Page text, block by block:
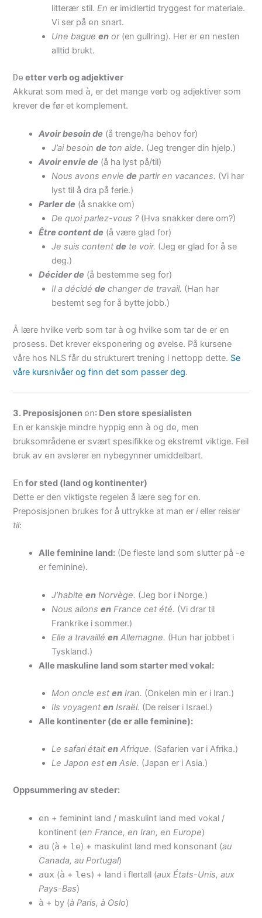
litterær stil.En er imidlertid tryggest for materiale.
Vi ser på en snart.
Une bagueen or(en gullring). Her er en nesten
alltid brukt.
De etter verb og adjektiver
Akkurat som med à, er det mange verb og adjektiver som
krever de før et komplement.
Avoir besoin de (å trenge/ha behov for)
J’ai besoinde ton aide. (Jeg trenger din hjelp.)
Avoir envie de (å ha lyst på/til)
Nous avons enviede partir en vacances. (Vi har
lyst til å dra på ferie.)
Parler de (å snakke om)
De quoi parlez-vous ?(Hva snakker dere om?)
Être content de (å være glad for)
Je suis contentde te voir. (Jeg er glad for å se
deg.)
Décider de (å bestemme seg for)
Il a décidéde changer de travail. (Han har
bestemt seg for å bytte jobb.)
Å lære hvilke verb som tar à og hvilke som tar de er en
prosess. Det krever eksponering og øvelse. På kursene
våre hos NLS får du strukturert trening i nettopp dette. Se
våre kursnivåer og finn det som passer deg.
3. Preposisjonen en: Den store spesialisten
En er kanskje mindre hyppig enn à og de, men
bruksområdene er svært spesifikke og ekstremt viktige. Feil
bruk av en avslører en nybegynner umiddelbart.
En for sted (land og kontinenter)
Dette er den viktigste regelen å lære seg for en.
Preposisjonen brukes for å uttrykke at man erieller reiser
til:
Alle feminine land: (De fleste land som slutter på -e
er feminine).
J’habiteen Norvège. (Jeg bor i Norge.)
Nous allonsen France cet été. (Vi drar til
Frankrike i sommer.)
Elle a travailléen Allemagne. (Hun har jobbet i
Tyskland.)
Alle maskuline land som starter med vokal:
Mon oncle esten Iran. (Onkelen min er i Iran.)
Ils voyagenten Israël. (De reiser i Israel.)
Alle kontinenter (de er alle feminine):
Le safari étaiten Afrique. (Safarien var i Afrika.)
Le Japon esten Asie. (Japan er i Asia.)
Oppsummering av steder:
en + feminint land / maskulint land med vokal /
kontinent (en France, en Iran, en Europe)
au (à + le) + maskulint land med konsonant (au
Canada, au Portugal)
aux (à + les) + land i flertall (aux États-Unis, aux
Pays-Bas)
à + by (à Paris, à Oslo)